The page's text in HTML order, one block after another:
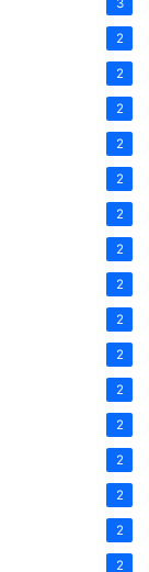
3
2
2
2
2
2
2
2
2
2
2
2
2
2
2
2
2